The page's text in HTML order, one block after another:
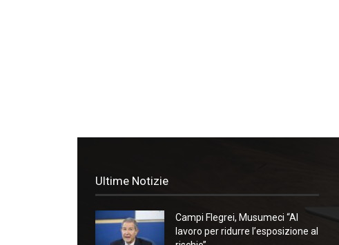
Ultime Notizie
Campi Flegrei, Musumeci “Al
lavoro per ridurre l’esposizione al